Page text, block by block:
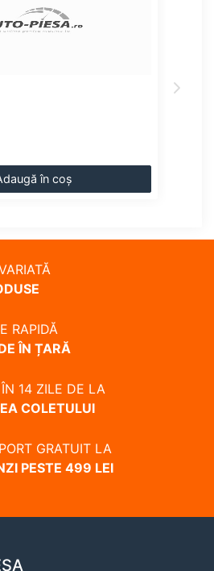
în coș
RAPIDĂ
ÎN ȚARĂ
ÎN 14 ZILE DE LA
COLETULUI
GRATUIT LA
PESTE 499 LEI